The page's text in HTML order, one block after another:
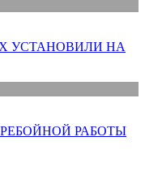
УСТАНОВИЛИ НА
РАБОТЫ